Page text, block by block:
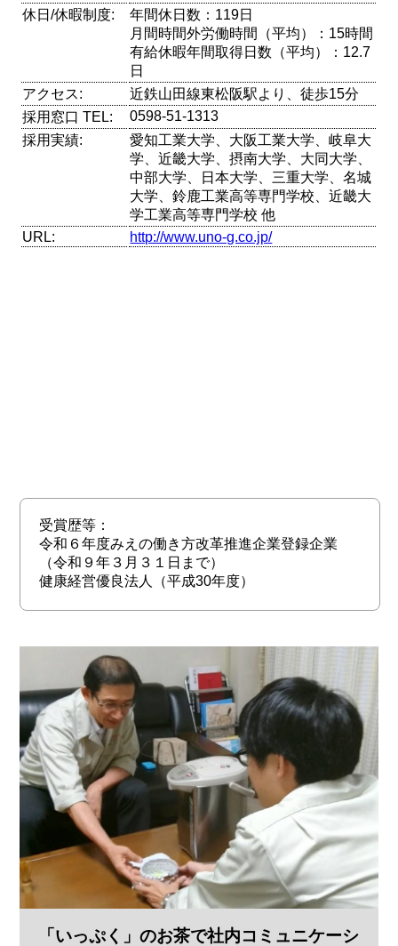
休日/休暇制度:
年間休日数：119日
月間時間外労働時間（平均）：15時間
有給休暇年間取得日数（平均）：12.7
日
アクセス:
近鉄山田線東松阪駅より、徒歩15分
採用窓口 TEL:
0598-51-1313
採用実績:
愛知工業大学、大阪工業大学、岐阜大
学、近畿大学、摂南大学、大同大学、
中部大学、日本大学、三重大学、名城
大学、鈴鹿工業高等専門学校、近畿大
学工業高等専門学校 他
URL:
http://www.uno-g.co.jp/
受賞歴等：
令和６年度みえの働き方改革推進企業登録企業
（令和９年３月３１日まで）
健康経営優良法人（平成30年度）
「いっぷく」のお茶で社内コミュニケーシ